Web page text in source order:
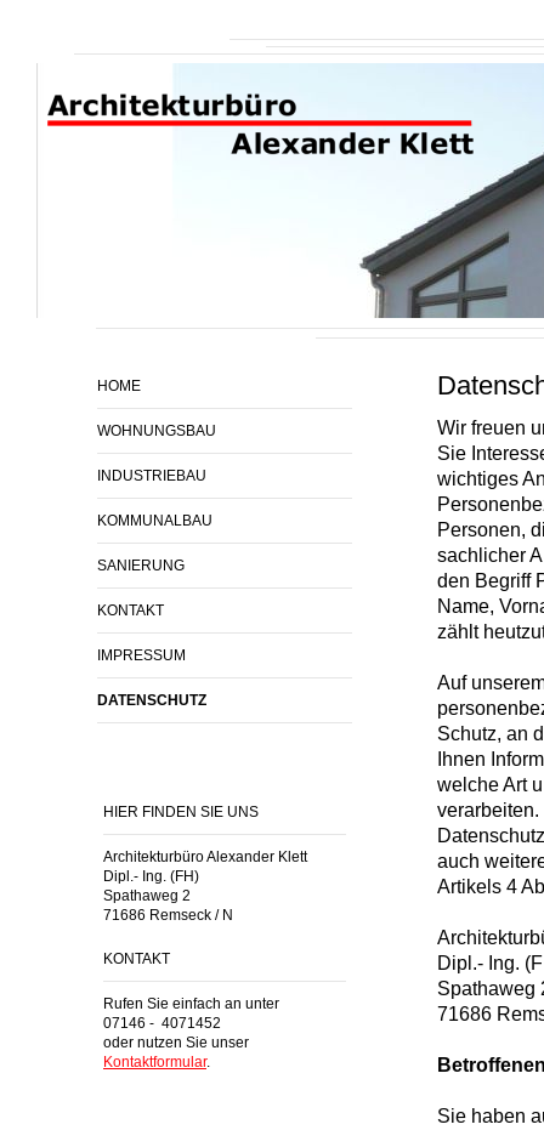
HOME
WOHNUNGSBAU
INDUSTRIEBAU
KOMMUNALBAU
SANIERUNG
KONTAKT
IMPRESSUM
DATENSCHUTZ
HIER FINDEN SIE UNS
Architekturbüro Alexander Klett
Dipl.- Ing. (FH)
Spathaweg 2
71686 Remseck / N
KONTAKT
Rufen Sie einfach an unter
07146 - 4071452
oder nutzen Sie unser
Kontaktformular.
Wir freuen
Sie
wichtiges
Personen,
sachlicher
den Begriff
Name,
zählt
Auf
Schutz, an
Ihnen
welche Art
auch
Artikels 4
Dipl.- Ing.
Spathaweg
71686
Sie haben